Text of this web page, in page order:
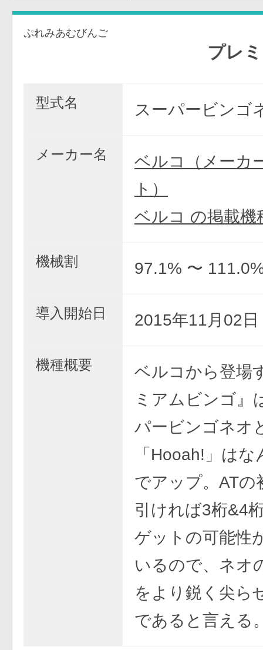
ぷれみあむびんご
プレミア
型式名 スーパービンゴ
メーカー名
ベルコ（メーカ
ト）
ベルコ の掲載機
機械割 97.1% 〜
導入開始日 2015年11月02日
機種概要
ベルコから登場
ミアムビンゴ』
パービンゴネオ
「Hooah!」は
でアップ。ATの
引ければ3桁&4
ゲットの可能性
いるので、ネオ
をより鋭く尖ら
であると言える